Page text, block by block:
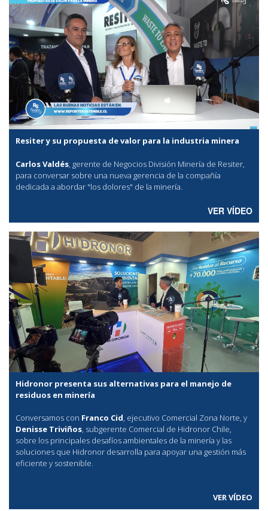
Resiter y su propuesta de valor para la industria minera
Carlos Valdés, gerente de Negocios División Minería de Resiter,
para conversar sobre una nueva gerencia de la compañía
dedicada a abordar "los dolores" de la minería.
VER VÍDEO
Hidronor presenta sus alternativas para el manejo de
residuos en minería
Conversamos con Franco Cid, ejecutivo Comercial Zona Norte, y
Denisse Triviños, subgerente Comercial de Hidronor Chile,
sobre los principales desafíos ambientales de la minería y las
soluciones que Hidronor desarrolla para apoyar una gestión más
eficiente y sostenible.
VER VÍDEO